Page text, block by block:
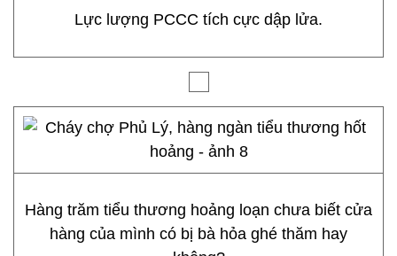
Lực lượng PCCC tích cực dập lửa.
Hàng trăm tiểu thương hoảng loạn chưa biết cửa
hàng của mình có bị bà hỏa ghé thăm hay